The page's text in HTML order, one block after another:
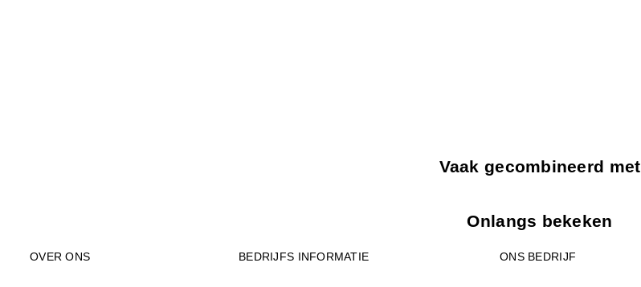
Vaak gecombineerd met
Onlangs bekeken
OVER ONS BEDRIJFS INFORMATIE ONS BEDRIJF